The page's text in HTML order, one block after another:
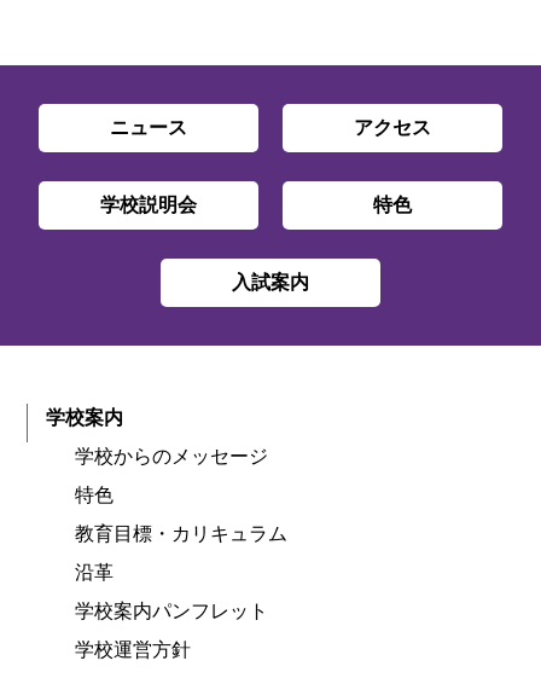
ニュース アクセス
学校説明会 特色
入試案内
学校案内
学校からのメッセージ
特色
教育目標・カリキュラム
沿革
学校案内パンフレット
学校運営方針